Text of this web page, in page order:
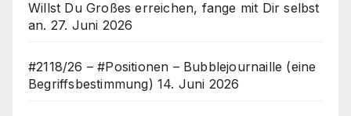
Willst Du Großes erreichen, fange mit Dir selbst
an. 27. Juni 2026
#2118/26 – #Positionen – Bubblejournaille (eine
Begriffsbestimmung) 14. Juni 2026